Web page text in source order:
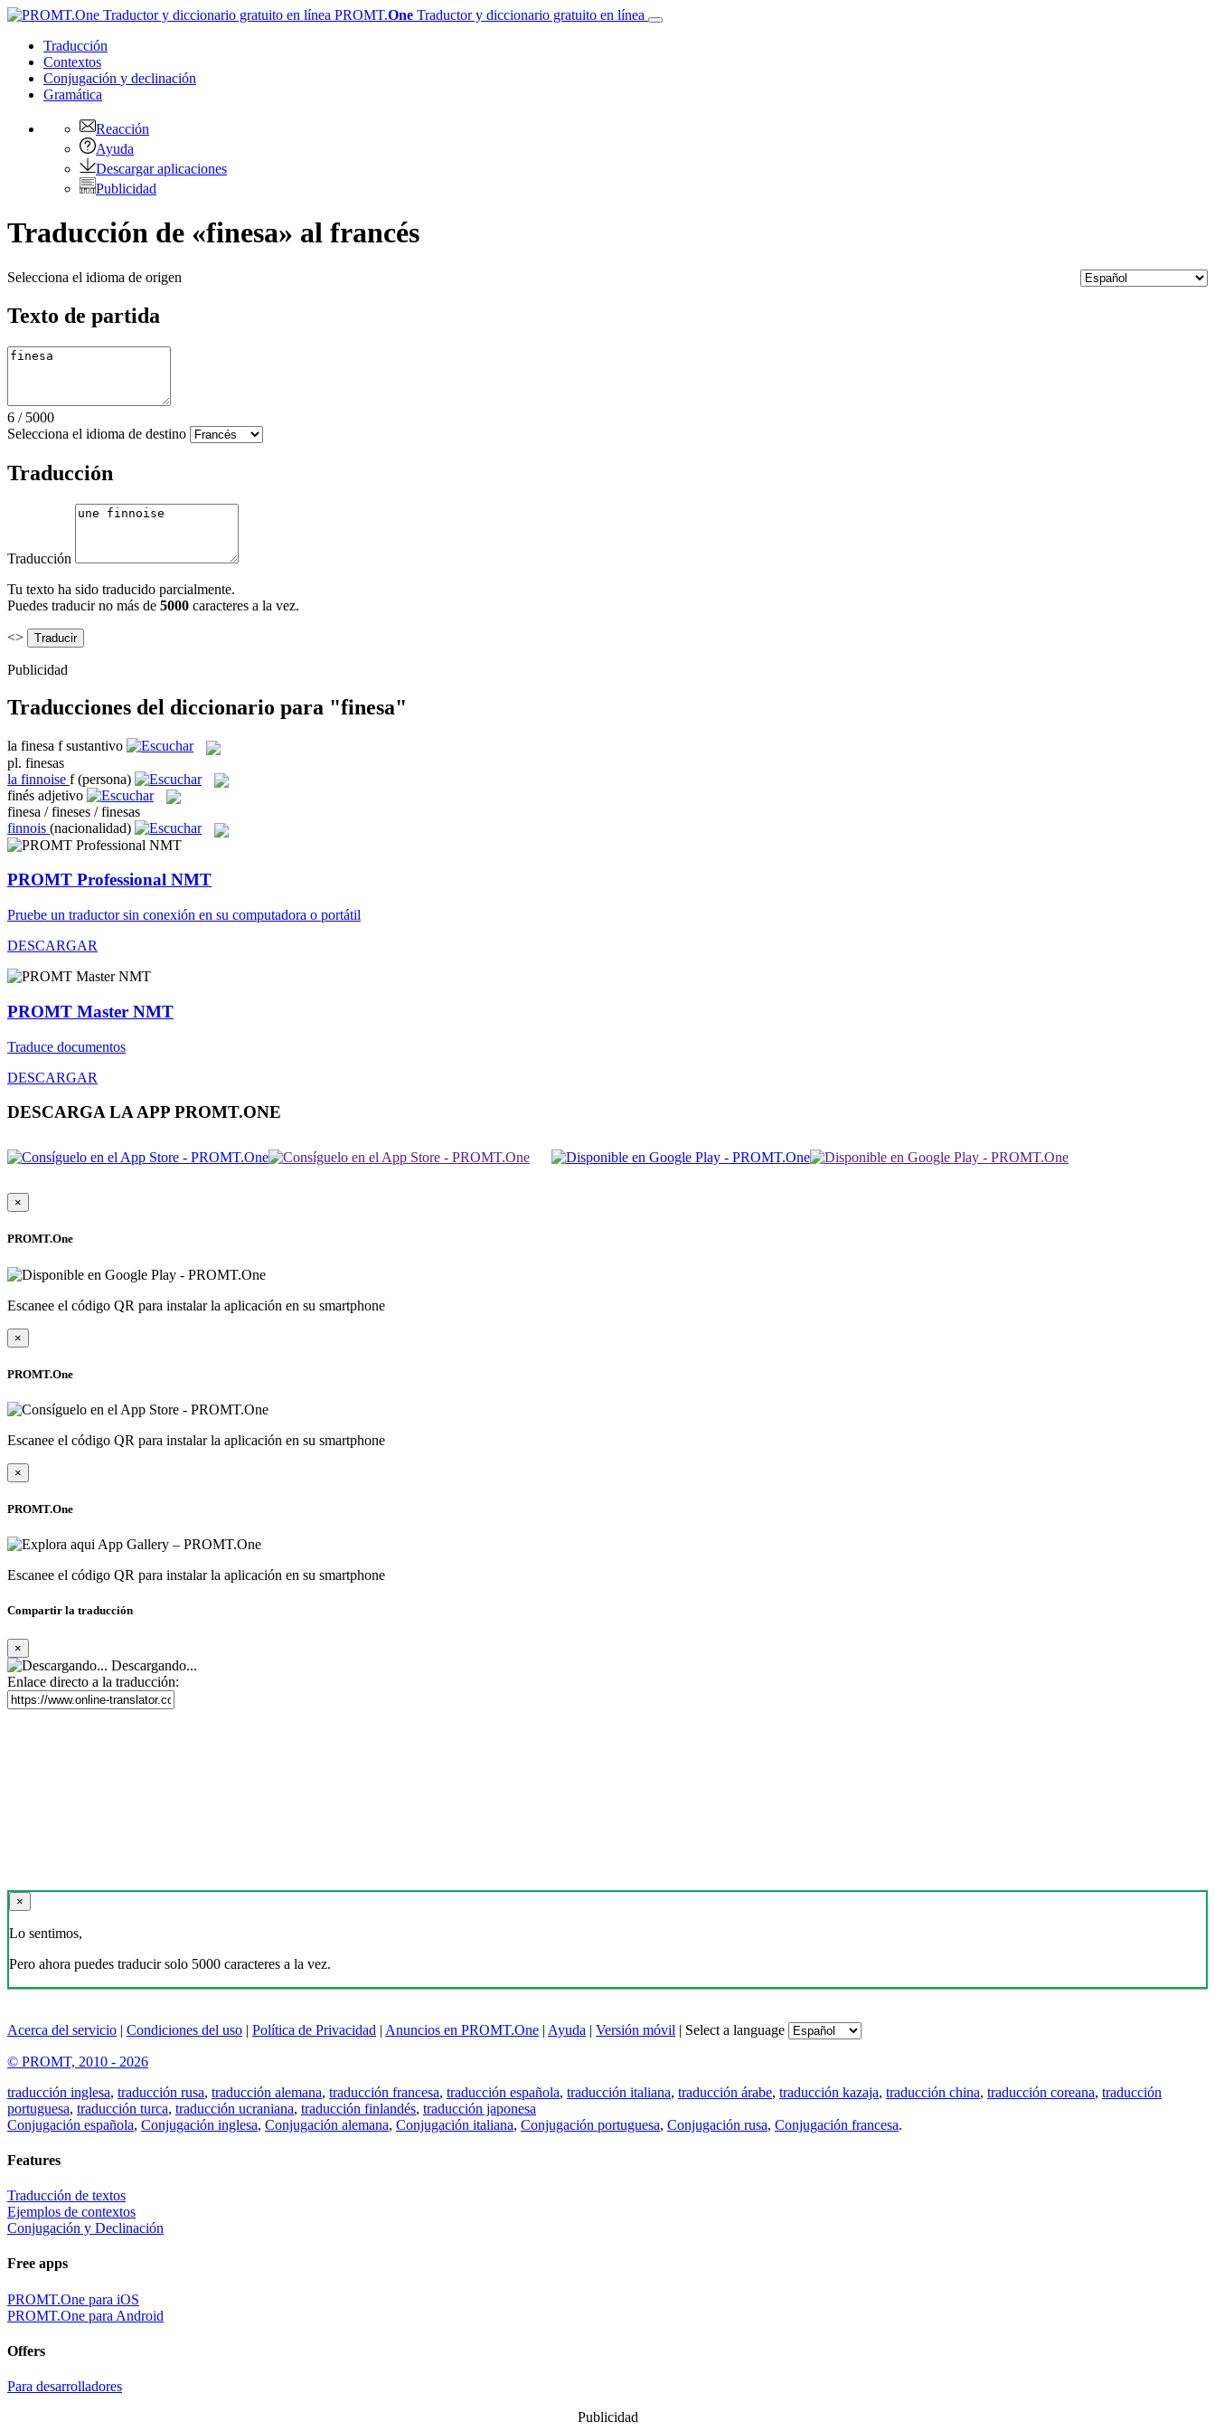
PROMT.One Traductor y diccionario gratuito en línea
Traducción
Contextos
Conjugación y declinación
Gramática
Reacción
Ayuda
Descargar aplicaciones
Publicidad
Traducción de «finesa» al francés
Selecciona el idioma de origen
Texto de partida
6 / 5000
Selecciona el idioma de destino
Traducción
Traducción
Tu texto ha sido traducido parcialmente.
Puedes traducir no más de 5000 caracteres a la vez.
<>
Publicidad
Traducciones del diccionario para "finesa"
la finesa f sustantivo
pl. finesas
la finnoise f (persona)
finés adjetivo
finesa / fineses / finesas
finnois (nacionalidad)
PROMT Professional NMT
Pruebe un traductor sin conexión en su computadora o portátil
DESCARGAR
PROMT Master NMT
Traduce documentos
DESCARGAR
DESCARGA LA APP PROMT.ONE
×
PROMT.One
Escanee el código QR para instalar la aplicación en su smartphone
×
PROMT.One
Escanee el código QR para instalar la aplicación en su smartphone
×
PROMT.One
Escanee el código QR para instalar la aplicación en su smartphone
Compartir la traducción
×
Descargando...
Enlace directo a la traducción:
×
Lo sentimos,
Pero ahora puedes traducir solo 5000 caracteres a la vez.
Acerca del servicio | Condiciones del uso | Política de Privacidad | Anuncios en PROMT.One | Ayuda | Versión móvil | Select a language
© PROMT, 2010 - 2026
traducción inglesa, traducción rusa, traducción alemana, traducción francesa, traducción española, traducción italiana, traducción árabe, traducción kazaja, traducción china, traducción coreana, traducción
portuguesa, traducción turca, traducción ucraniana, traducción finlandés, traducción japonesa
Conjugación española, Conjugación inglesa, Conjugación alemana, Conjugación italiana, Conjugación portuguesa, Conjugación rusa, Conjugación francesa.
Features
Traducción de textos
Ejemplos de contextos
Conjugación y Declinación
Free apps
PROMT.One para iOS
PROMT.One para Android
Offers
Para desarrolladores
Publicidad